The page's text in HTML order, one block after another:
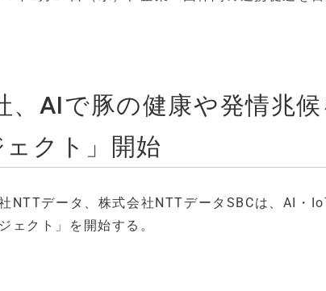
AIで豚の健康や発情兆候
クト」開始
NTTデータ、株式会社NTTデータSBCは、AI・
ェクト」を開始する。